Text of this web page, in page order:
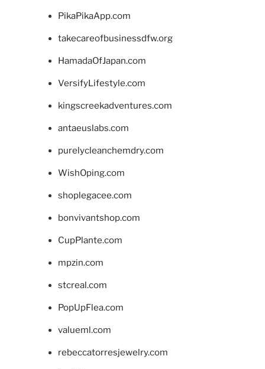
PikaPikaApp.com
takecareofbusinessdfw.org
HamadaOfJapan.com
VersifyLifestyle.com
kingscreekadventures.com
antaeuslabs.com
purelycleanchemdry.com
WishOping.com
shoplegacee.com
bonvivantshop.com
CupPlante.com
mpzin.com
stcreal.com
PopUpFlea.com
valueml.com
rebeccatorresjewelry.com